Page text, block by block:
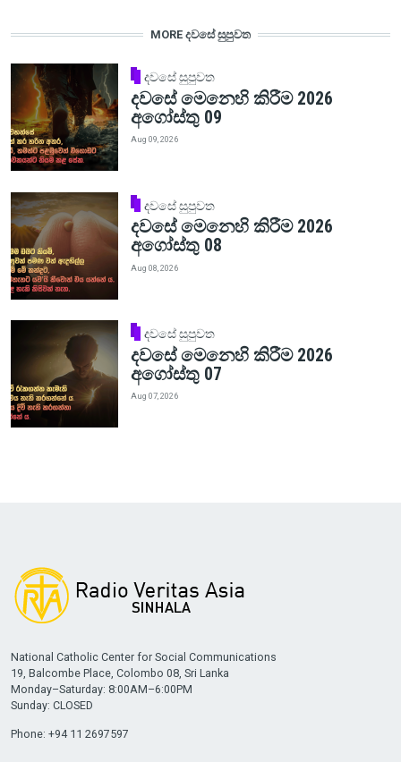
MORE දවසේ සුපුවත
දවසේ සුපුවත
දවසේ මෙනෙහි කිරීම 2026
අගෝස්තු 09
Aug 09, 2026
දවසේ සුපුවත
දවසේ මෙනෙහි කිරීම 2026
අගෝස්තු 08
Aug 08, 2026
දවසේ සුපුවත
දවසේ මෙනෙහි කිරීම 2026
අගෝස්තු 07
Aug 07, 2026
National Catholic Center for Social Communications
19, Balcombe Place, Colombo 08, Sri Lanka
Monday–Saturday: 8:00AM–6:00PM
Sunday: CLOSED
Phone: +94 11 2697597